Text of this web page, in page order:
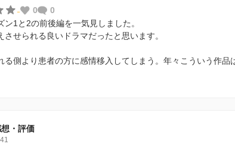
- 0
0
1と2の前後編を一気見しました。
させられる良いドラマだったと思います。
る側より患者の方に感情移入してしまう。年々こういう作品
・評価